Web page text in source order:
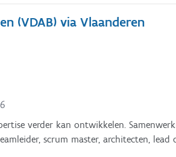
(VDAB) via Vlaanderen
verder kan ontwikkelen.
scrum master, architecten, lead